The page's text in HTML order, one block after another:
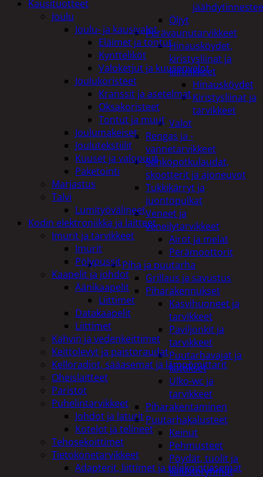
Öljyt
Perävaunutarvikkeet
Hinausköydet,
kiristysliinat ja
kiinnikkeet
Hinausköydet
Kiristysliinat ja
tarvikkeet
Valot
Rengas ja -
vannetarvikkeet
Sähköpotkulaudat,
skootterit ja ajoneuvot
Tukkikärryt ja
juontopulkat
Veneet ja
veneilytarvikkeet
Airot ja melat
Perämoottorit
Piha ja puutarha
Grillaus ja savustus
Piharakennukset
Kasvihuoneet ja
tarvikkeet
Paviljonkit ja
tarvikkeet
Puutarhavajat ja
katokset
Ulko-wc ja
tarvikkeet
Piharakentaminen
Puutarhakalusteet
Keinut
Pehmusteet
Pöydät, tuolit ja
kalusteryhmät
Kausituotteet
Joulu
Joulu- ja kausivalot
Eläimet ja tontut
Kyntteliköt
Valoketjut ja kuusenvalot
Joulukoristeet
Kranssit ja asetelmat
Oksakoristeet
Tontut ja muut
Joulumakeiset
Joulutekstiilit
Kuuset ja valopuut
Paketointi
Marjastus
Talvi
Lumityövälineet
Kodin elektroniikka ja laitteet
Imurit ja tarvikkeet
Imurit
Pölypussit
Kaapelit ja johdot
Äänikaapelit
Liittimet
Datakaapelit
Liittimet
Kahvin ja vedenkeittimet
Keittolevyt ja paistoraudat
Kelloradiot, sääasemat ja lämpömittarit
Oheislaitteet
Paristot
Puhelintarvikkeet
Johdot ja laturit
Kotelot ja telineet
Tehosekoittimet
Tietokonetarvikkeet
Adapterit, liittimet ja telakointiasemat